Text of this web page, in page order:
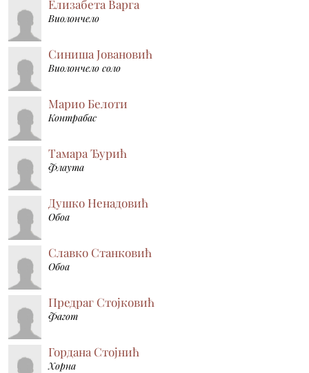
Елизабета Варга
Виолончело
Синиша Јовановић
Виолончело соло
Марио Белоти
Контрабас
Тамара Ђурић
Флаута
Душко Ненадовић
Обоа
Славко Станковић
Обоа
Предраг Стојковић
Фагот
Гордана Стојнић
Хорна